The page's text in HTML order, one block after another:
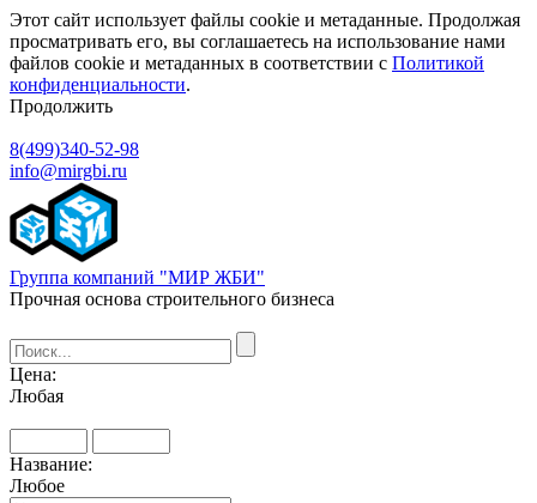
Этот сайт использует файлы cookie и метаданные. Продолжая
просматривать его, вы соглашаетесь на использование нами
файлов cookie и метаданных в соответствии с Политикой
конфиденциальности.
Продолжить
8(499)340-52-98
info@mirgbi.ru
Группа компаний "МИР ЖБИ"
Прочная основа строительного бизнеса
Цена:
Любая
Название:
Любое